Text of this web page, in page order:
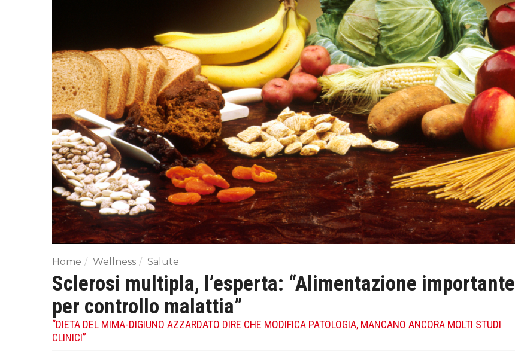
Home Wellness Salute
Sclerosi multipla, l’esperta: “Alimentazione importante
per controllo malattia”
“DIETA DEL MIMA-DIGIUNO AZZARDATO DIRE CHE MODIFICA PATOLOGIA, MANCANO ANCORA MOLTI STUDI
CLINICI”